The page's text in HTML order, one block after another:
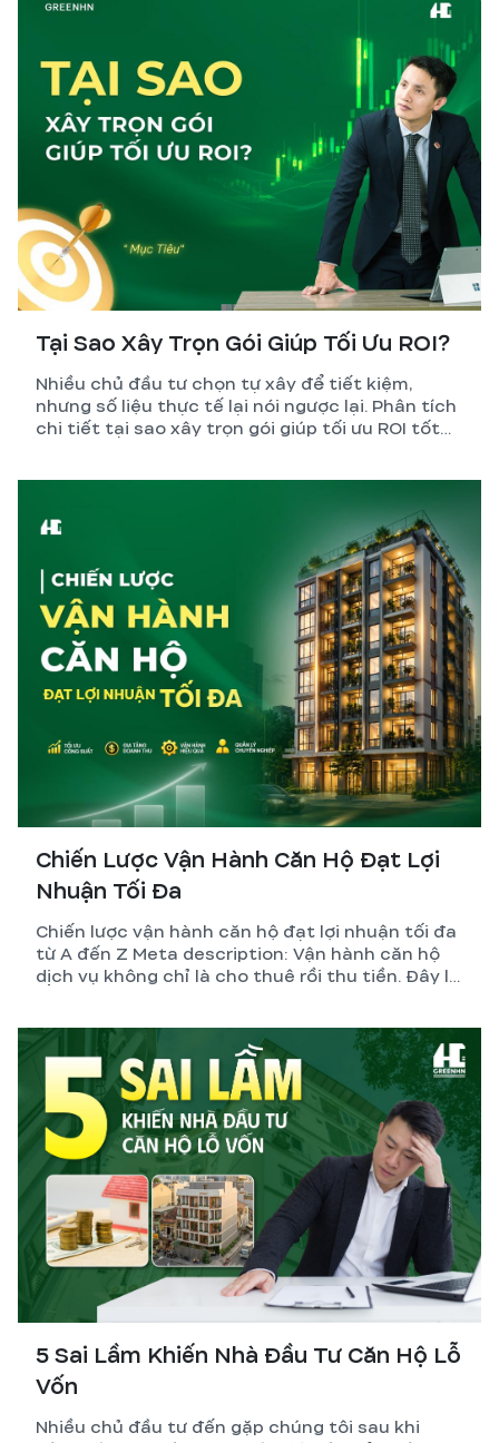
Tại Sao Xây Trọn Gói Giúp Tối Ưu ROI?
Nhiều chủ đầu tư chọn tự xây để tiết kiệm,
nhưng số liệu thực tế lại nói ngược lại. Phân tích
chi tiết tại sao xây trọn gói giúp tối ưu ROI tốt
Chiến Lược Vận Hành Căn Hộ Đạt Lợi
Nhuận Tối Đa
Chiến lược vận hành căn hộ đạt lợi nhuận tối đa
từ A đến Z Meta description: Vận hành căn hộ
dịch vụ không chỉ là cho thuê rồi thu tiền. Đây là
giúp chủ đầu tư đạt lợi nhuận bền vững.
5 Sai Lầm Khiến Nhà Đầu Tư Căn Hộ Lỗ
Vốn
Nhiều chủ đầu tư đến gặp chúng tôi sau khi